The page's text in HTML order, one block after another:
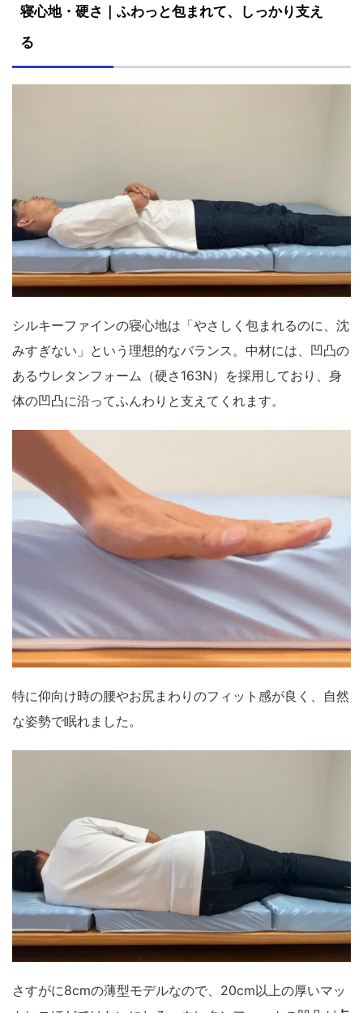
寝心地・硬さ｜ふわっと包まれて、しっかり支え
る
シルキーファインの寝心地は「やさしく包まれるのに、沈
みすぎない」という理想的なバランス。中材には、凹凸の
あるウレタンフォーム（硬さ163N）を採用しており、身
体の凹凸に沿ってふんわりと支えてくれます。
特に仰向け時の腰やお尻まわりのフィット感が良く、自然
な姿勢で眠れました。
さすがに8cmの薄型モデルなので、20cm以上の厚いマッ